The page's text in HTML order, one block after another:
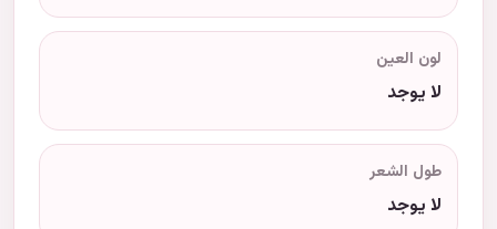
لون العين
لا يوجد
طول الشعر
لا يوجد